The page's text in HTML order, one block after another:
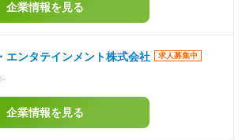
企業情報を見る
エンタテインメント株式会社 求人募集中
-
企業情報を見る